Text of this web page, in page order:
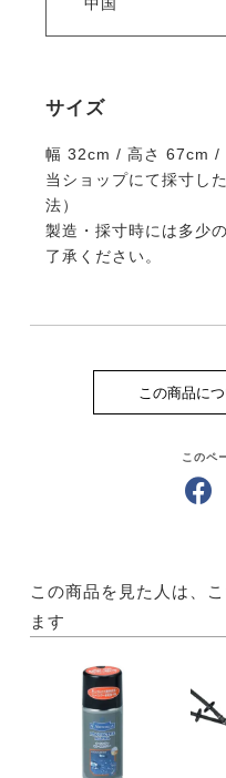
サイズ
幅 32cm / 高さ 67cm /
当ショップにて採寸し
法）
製造・採寸時には多少
了承ください。
この商品に
このペ
この商品を見た人は、
ます